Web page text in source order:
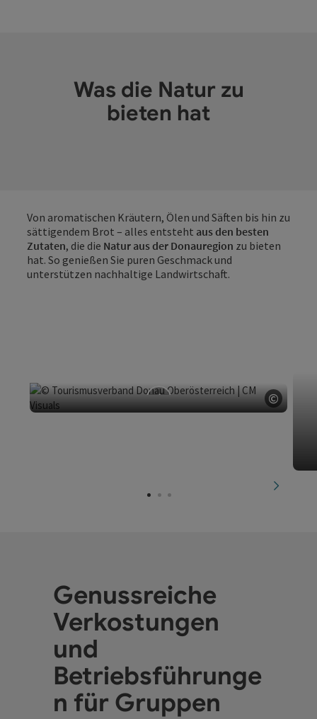
Was die Natur zu
bieten hat
Von aromatischen Kräutern, Ölen und Säften bis hin zu
sättigendem Brot – alles entsteht aus den besten
Zutaten, die die Natur aus der Donauregion zu bieten
hat. So genießen Sie puren Geschmack und
unterstützen nachhaltige Landwirtschaft.
©
Genussreiche
Verkostungen
und
Betriebsführunge
n für Gruppen